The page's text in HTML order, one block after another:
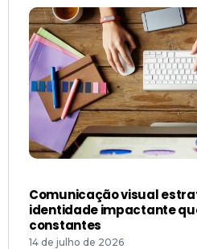
Comunicação visual
identidade impactante
constantes
14 de julho de 2026